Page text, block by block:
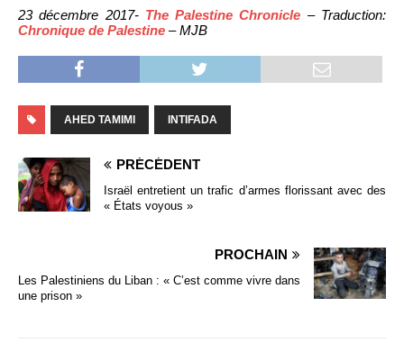
23 décembre 2017- The Palestine Chronicle – Traduction:
Chronique de Palestine – MJB
AHED TAMIMI INTIFADA
PRÉCÉDENT
Israël entretient un trafic d’armes florissant avec des
« États voyous »
PROCHAIN
Les Palestiniens du Liban : « C’est comme vivre dans
une prison »